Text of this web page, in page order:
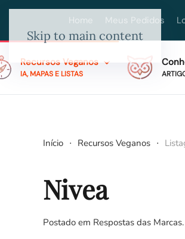
Skip to main content
Home Meus Pedidos
Recursos Veganos
IA, MAPAS E LISTAS
Início Recursos Veganos
Nivea
Postado em Respostas das Marcas.